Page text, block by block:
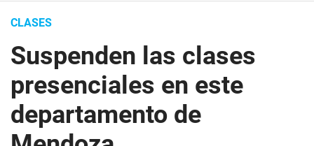
CLASES
Suspenden las clases
presenciales en este
departamento de